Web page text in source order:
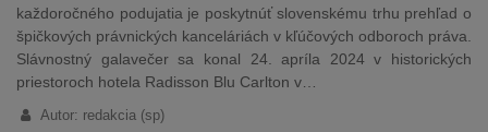
každoročného podujatia je poskytnúť slovenskému trhu prehľad o
špičkových právnických kanceláriách v kľúčových odboroch práva.
Slávnostný galavečer sa konal 24. apríla 2024 v historických
priestoroch hotela Radisson Blu Carlton v…
Autor: redakcia (sp)